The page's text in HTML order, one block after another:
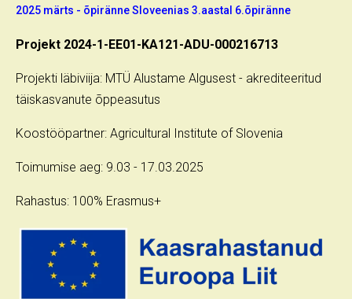
2025 märts - õpiränne Sloveenias 3.aastal 6.õpiränne
Projekt 2024-1-EE01-KA121-ADU-000216713
Projekti läbiviija: MTÜ Alustame Algusest - akrediteeritud
täiskasvanute õppeasutus
Koostööpartner: Agricultural Institute of Slovenia
Toimumise aeg: 9.03 - 17.03.2025
Rahastus: 100% Erasmus+